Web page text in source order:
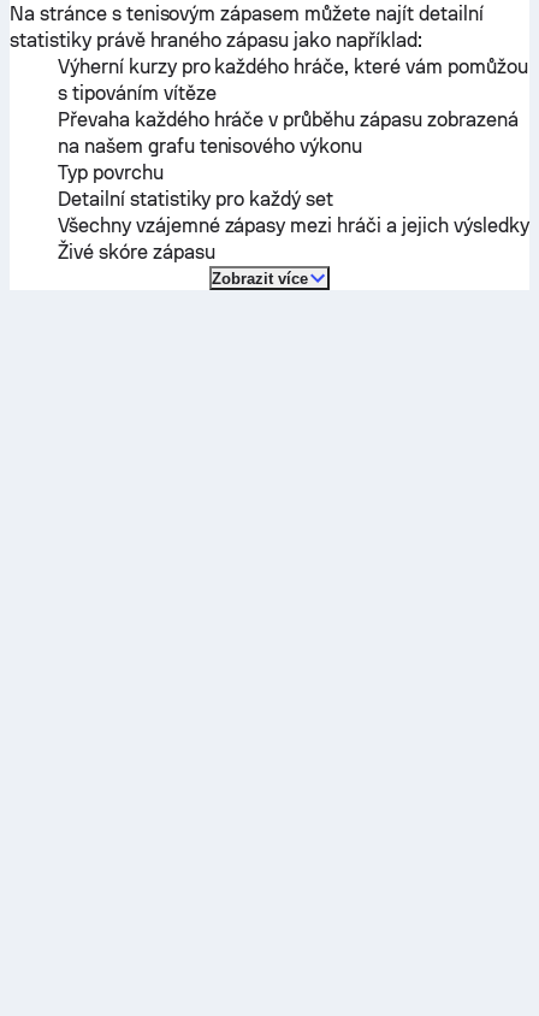
Na stránce s tenisovým zápasem můžete najít detailní
statistiky právě hraného zápasu jako například:
Výherní kurzy pro každého hráče, které vám pomůžou
s tipováním vítěze
Převaha každého hráče v průběhu zápasu zobrazená
na našem grafu tenisového výkonu
Typ povrchu
Detailní statistiky pro každý set
Všechny vzájemné zápasy mezi hráči a jejich výsledky
Živé skóre zápasu
Zobrazit více